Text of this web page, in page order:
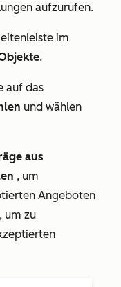
aufzurufen.
im
.
auf das
und wählen
aus
, um
Angeboten
um zu